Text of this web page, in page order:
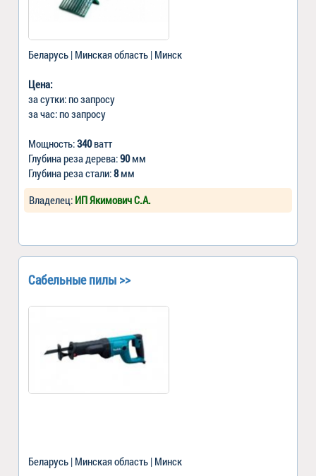
Беларусь | Минская область | Минск
Цена:
за сутки: по запросу
за час: по запросу
Мощность:340ватт
Глубина реза дерева:90мм
Глубина реза стали:8мм
Владелец: ИП Якимович С.А.
Сабельные пилы >>
Беларусь | Минская область | Минск